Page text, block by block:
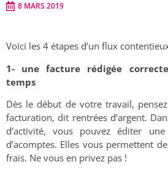
8 MARS 2019
Voici les 4 étapes d’un flux
1- une facture rédigée
temps
Dès le début de votre travail,
facturation, dit rentrées d’argent.
d’activité, vous pouvez éditer
d’acomptes. Elles vous permettent
frais. Ne vous en privez pas !